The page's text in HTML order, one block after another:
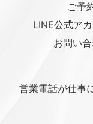
ご予
LINE公式ア
お問い
営業電話が仕事